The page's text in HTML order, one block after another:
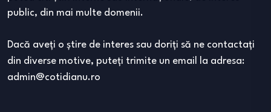
public, din mai multe domenii.
Dacă aveţi o ştire de interes sau doriţi să ne contactaţi
din diverse motive, puteţi trimite un email la adresa:
admin@cotidianu.ro